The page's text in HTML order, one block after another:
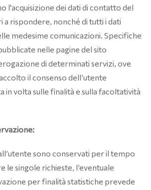
l'acquisizione dei dati di contatto del
a rispondere, nonché di tutti i dati
medesime comunicazioni. Specifiche
nelle pagine del sito
di determinati servizi, ove
il consenso dell’utente
in volta sulle finalità e sulla facoltatività
sono conservati per il tempo
le singole richieste, l’eventuale
per finalità statistiche prevede